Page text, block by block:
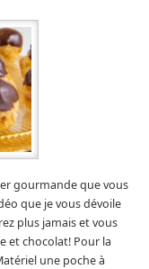
gourmande que vous
que je vous dévoile
plus jamais et vous
et chocolat! Pour la
une poche à